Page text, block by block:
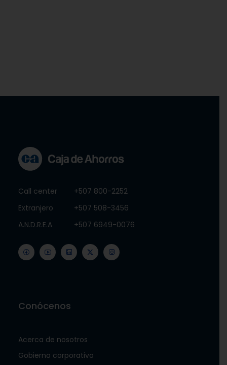
Call center
+507 800-2252
Extranjero
+507 508-3456
A.N.D.R.E.A
+507 6949-0076
Conócenos
Acerca de nosotros
Gobierno corporativo